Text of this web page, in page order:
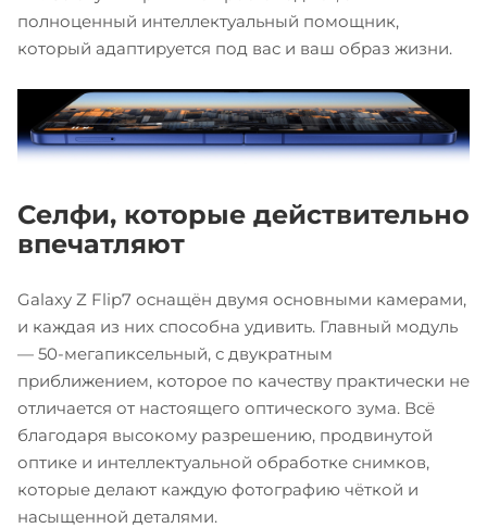
полноценный интеллектуальный помощник,
который адаптируется под вас и ваш образ жизни.
Селфи, которые действительно
впечатляют
Galaxy Z Flip7 оснащён двумя основными камерами,
и каждая из них способна удивить. Главный модуль
— 50-мегапиксельный, с двукратным
приближением, которое по качеству практически не
отличается от настоящего оптического зума. Всё
благодаря высокому разрешению, продвинутой
оптике и интеллектуальной обработке снимков,
которые делают каждую фотографию чёткой и
насыщенной деталями.